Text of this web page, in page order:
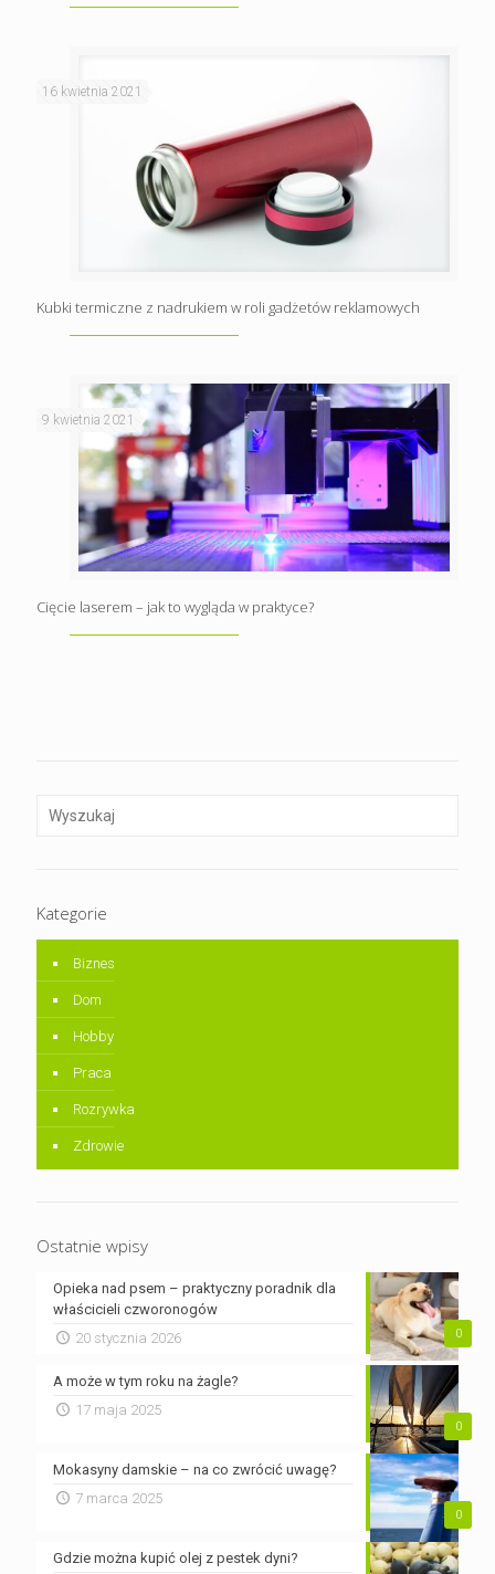
16 kwietnia 2021
Kubki termiczne z nadrukiem w roli gadżetów reklamowych
9 kwietnia 2021
Cięcie laserem – jak to wygląda w praktyce?
Kategorie
Biznes
Dom
Hobby
Praca
Rozrywka
Zdrowie
Ostatnie wpisy
0
Opieka nad psem – praktyczny poradnik dla
właścicieli czworonogów
20 stycznia 2026
0
A może w tym roku na żagle?
17 maja 2025
0
Mokasyny damskie – na co zwrócić uwagę?
7 marca 2025
Gdzie można kupić olej z pestek dyni?